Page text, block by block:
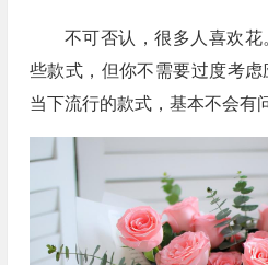
不可否认，很多人喜欢
些款式，但你不需要过度考
当下流行的款式，基本不会有